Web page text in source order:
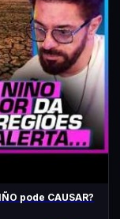
pode CAUSAR?